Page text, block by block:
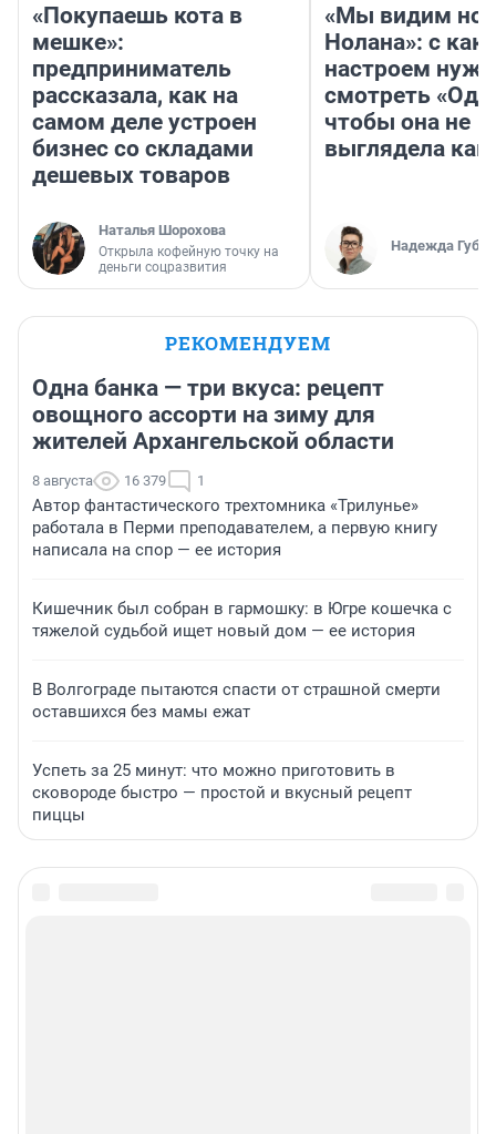
«Покупаешь кота в
мешке»:
предприниматель
рассказала, как на
самом деле устроен
бизнес со складами
дешевых товаров
Наталья Шорохова
Открыла кофейную точку на
деньги соцразвития
«Мы видим
Нолана»: с
настроем
смотреть
чтобы она не
выглядела как
Надежда
РЕКОМЕНДУЕМ
Одна банка — три вкуса: рецепт
овощного ассорти на зиму для
жителей Архангельской области
8 августа 16 379 1
Автор фантастического трехтомника «Трилунье»
работала в Перми преподавателем, а первую книгу
написала на спор — ее история
Кишечник был собран в гармошку: в Югре кошечка с
тяжелой судьбой ищет новый дом — ее история
В Волгограде пытаются спасти от страшной смерти
оставшихся без мамы ежат
Успеть за 25 минут: что можно приготовить в
сковороде быстро — простой и вкусный рецепт
пиццы